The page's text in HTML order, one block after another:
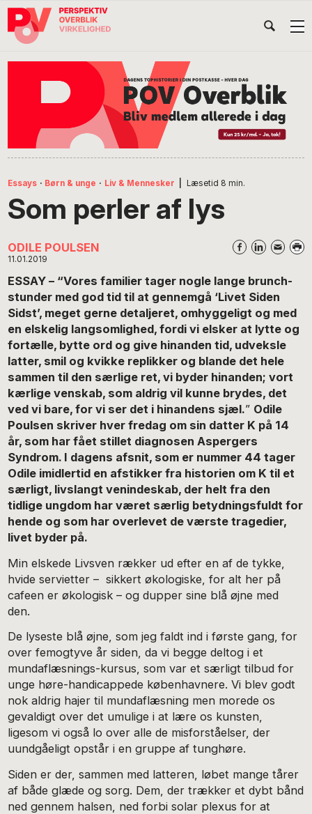
Gå
direkte
Skip
indhold
Gå
direkte
Essays · Børn & unge · Liv & Mennesker Læsetid 8 min.
Som perler af lys
ODILE POULSEN
11.01.2019
ESSAY – “Vores familier tager nogle lange brunch-
stunder med god tid til at gennemgå ‘Livet Siden
Sidst’, meget gerne detaljeret, omhyggeligt og med
en elskelig langsomlighed, fordi vi elsker at lytte og
fortælle, bytte ord og give hinanden tid, udveksle
latter, smil og kvikke replikker og blande det hele
sammen til den særlige ret, vi byder hinanden; vort
kærlige venskab, som aldrig vil kunne brydes, det
ved vi bare, for vi ser det i hinandens sjæl.” Odile
Poulsen skriver hver fredag om sin datter K på 14
år, som har fået stillet diagnosen Aspergers
Syndrom. I dagens afsnit, som er nummer 44 tager
Odile imidlertid en afstikker fra historien om K til et
særligt, livslangt venindeskab, der helt fra den
tidlige ungdom har været særlig betydningsfuldt for
hende og som har overlevet de værste tragedier,
livet byder på.
Min elskede Livsven rækker ud efter en af de tykke,
hvide servietter – sikkert økologiske, for alt her på
cafeen er økologisk – og dupper sine blå øjne med
den.
De lyseste blå øjne, som jeg faldt ind i første gang, for
over femogtyve år siden, da vi begge deltog i et
mundaflæsnings-kursus, som var et særligt tilbud for
unge høre-handicappede københavnere. Vi blev godt
nok aldrig hajer til mundaflæsning men morede os
gevaldigt over det umulige i at lære os kunsten,
ligesom vi også lo over alle de misforståelser, der
uundgåeligt opstår i en gruppe af tunghøre.
Siden er der, sammen med latteren, løbet mange tårer
af både glæde og sorg. Dem, der trækker et dybt bånd
ned gennem halsen, ned forbi solar plexus for at